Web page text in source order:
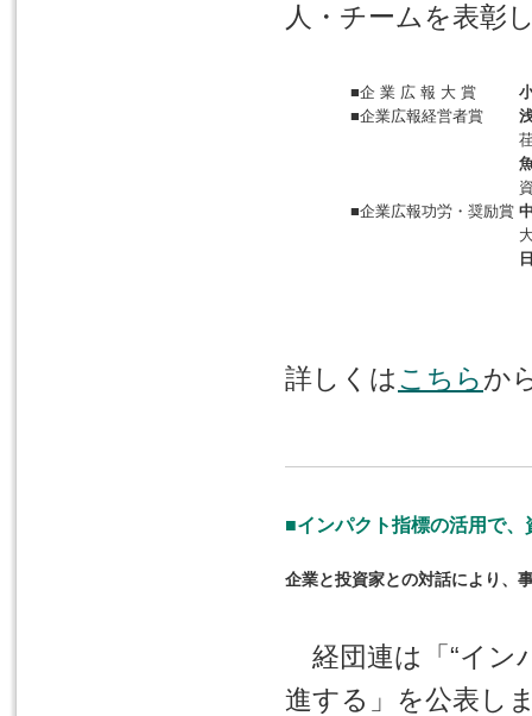
人・チームを表彰
■企 業 広 報 大 賞
■企業広報経営者賞
■企業広報功労・奨励賞
詳しくはこちらか
■インパクト指標の活用で
企業と投資家との対話により、
経団連は「“イン
進する」を公表し